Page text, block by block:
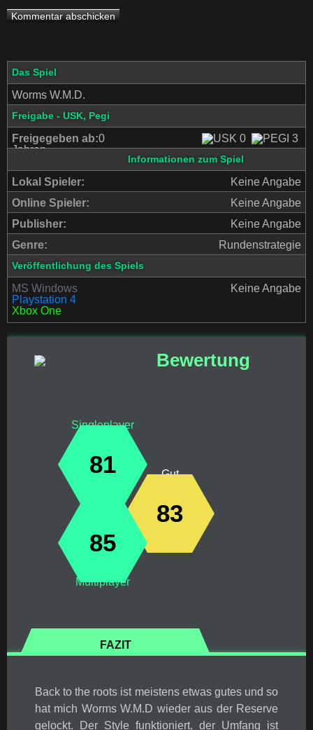
Das Spiel
Worms W.M.D.
Freigabe - USK, Pegi
Freigegeben ab:0
Jahren
Informationen zum Spiel
Lokal Spieler:
Keine Angabe
Online Spieler:
Keine Angabe
Publisher:
Keine Angabe
Genre:
Rundenstrategie
Veröffentlichung des Spiels
MS Windows
Playstation 4
Xbox One
Keine Angabe
Bewertung
Singleplayer
81
83
Gut
85
Multiplayer
FAZIT
Back to the roots ist meistens etwas gutes und so
hat mich Worms W.M.D wieder aus der Reserve
gelockt. Der Style funktioniert, der Umfang ist